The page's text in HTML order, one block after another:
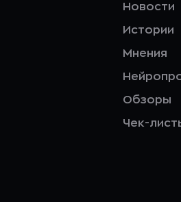
Новости
Истории
Мнения
Обзоры
Чек-